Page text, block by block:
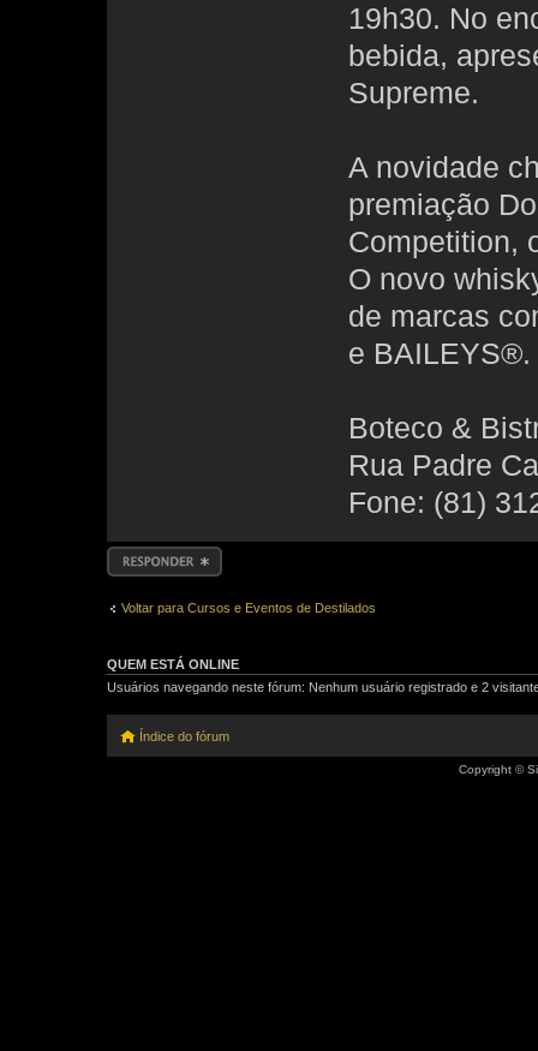
19h30. No
bebida,
Supreme.
A novidade
premiação
Competition,
O novo
de marcas
e BAILEYS®.
Boteco &
Rua Padre
Fone: (81)
Responder
Voltar para Cursos e Eventos de Destilados
QUEM ESTÁ ONLINE
Usuários navegando neste fórum: Nenhum usuário registrado e 2
Índice do fórum
Copyright ©